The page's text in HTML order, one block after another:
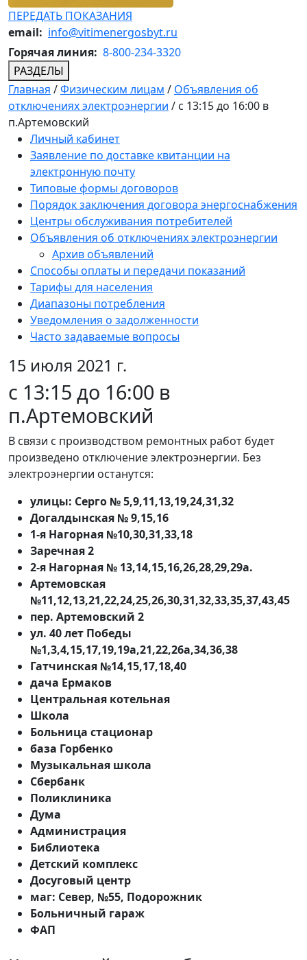
ПЕРЕДАТЬ ПОКАЗАНИЯ
email: info@vitimenergosbyt.ru
Горячая линия: 8-800-234-3320
РАЗДЕЛЫ
Главная /Физическим лицам / Объявления об
отключениях электроэнергии / с 13:15 до 16:00 в
п.Артемовский
Личный кабинет
Заявление по доставке квитанции на
электронную почту
Типовые формы договоров
Порядок заключения договора энергоснабжения
Центры обслуживания потребителей
Объявления об отключениях электроэнергии
Архив объявлений
Способы оплаты и передачи показаний
Тарифы для населения
Диапазоны потребления
Уведомления о задолженности
Часто задаваемые вопросы
15 июля 2021 г.
с 13:15 до 16:00 в
п.Артемовский
В связи с производством ремонтных работ будет
произведено отключение электроэнергии. Без
электроэнергии останутся:
улицы: Серго № 5,9,11,13,19,24,31,32
Догалдынская № 9,15,16
1-я Нагорная №10,30,31,33,18
Заречная 2
2-я Нагорная № 13,14,15,16,26,28,29,29а.
Артемовская
№11,12,13,21,22,24,25,26,30,31,32,33,35,37,43,45
пер. Артемовский 2
ул. 40 лет Победы
№1,3,4,15,17,19,19а,21,22,26а,34,36,38
Гатчинская №14,15,17,18,40
дача Ермаков
Центральная котельная
Школа
Больница стационар
база Горбенко
Музыкальная школа
Сбербанк
Поликлиника
Дума
Администрация
Библиотека
Детский комплекс
Досуговый центр
маг: Север, №55, Подорожник
Больничный гараж
ФАП